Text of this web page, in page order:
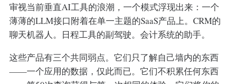
审视当前垂直AI工具的浪潮，一个模式浮现出来：一个
薄薄的LLM接口附着在单一主题的SaaS产品上。CRM的
聊天机器人。日程工具的副驾驶。会计系统的助手。
这些产品有三个共同弱点。它们只了解自己墙内的东西
——一个应用的数据，仅此而已。它们不积累任何东西